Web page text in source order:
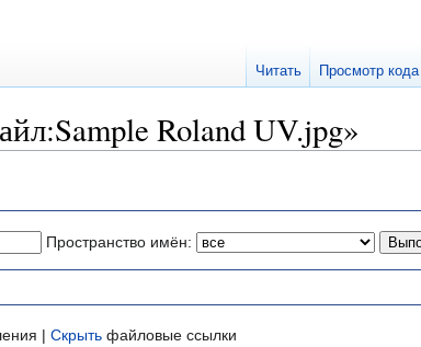
Roland UV.jpg»
Пространство имён:
| Скрыть файловые ссылки
Читать Просмотр кода